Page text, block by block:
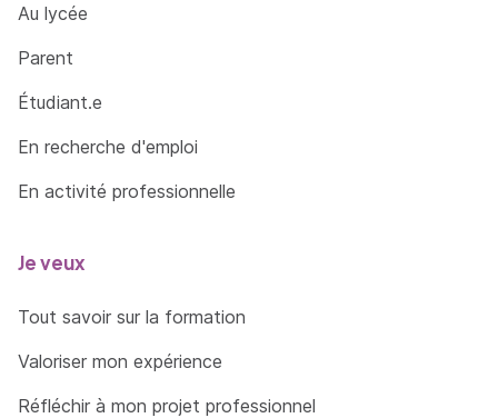
Au lycée
Parent
Étudiant.e
En recherche d'emploi
En activité professionnelle
Je veux
Tout savoir sur la formation
Valoriser mon expérience
Réfléchir à mon projet professionnel